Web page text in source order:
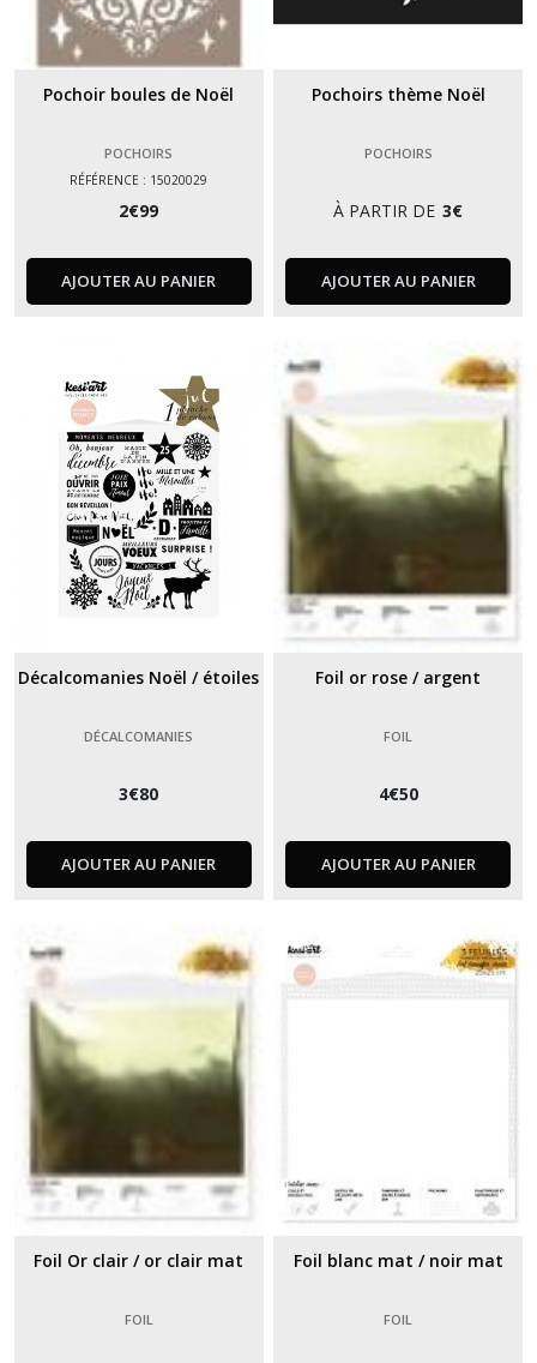
Pochoir boules de Noël
POCHOIRS
RÉFÉRENCE : 15020029
2€99
AJOUTER AU PANIER
Pochoirs thème Noël
POCHOIRS
À PARTIR DE 3€
AJOUTER AU PANIER
Décalcomanies Noël / étoiles
DÉCALCOMANIES
3€80
AJOUTER AU PANIER
Foil or rose / argent
FOIL
4€50
AJOUTER AU PANIER
Foil Or clair / or clair mat
FOIL
Foil blanc mat / noir mat
FOIL